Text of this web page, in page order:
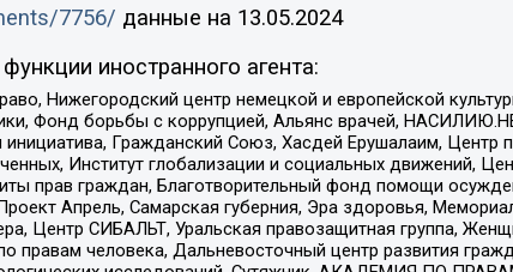
7756/ данные на 13.05.2024
иностранного агента:
Нижегородский центр немецкой и европейской
Фонд борьбы с коррупцией, Альянс врачей,
Гражданский Союз, Хасдей Ерушалаим,
Институт глобализации и социальных движений,
прав граждан, Благотворительный фонд помощи
Апрель, Самарская губерния, Эра здоровья,
Центр СИБАЛЬТ, Уральская правозащитная группа,
правам человека, Дальневосточный центр развития